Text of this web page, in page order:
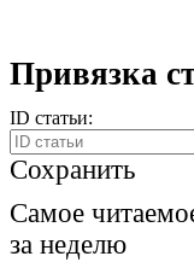
Привязка
ID статьи:
Сохранить
Самое
за неделю